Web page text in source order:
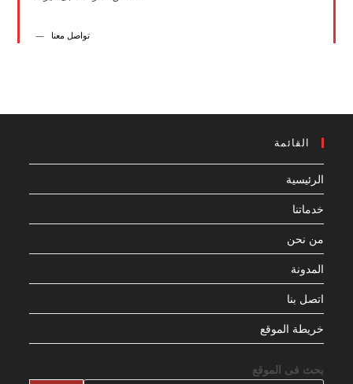
تواصل معنا
القائمة
الرئيسية
خدماتنا
من نحن
المدونة
اتصل بنا
خريطة الموقع
بحث فى الموقع